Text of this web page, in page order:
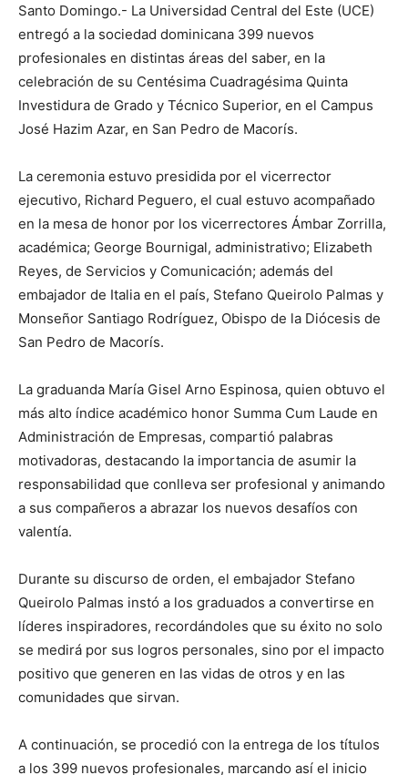
Santo Domingo.- La Universidad Central del Este (UCE)
entregó a la sociedad dominicana 399 nuevos
profesionales en distintas áreas del saber, en la
celebración de su Centésima Cuadragésima Quinta
Investidura de Grado y Técnico Superior, en el Campus
José Hazim Azar, en San Pedro de Macorís.
La ceremonia estuvo presidida por el vicerrector
ejecutivo, Richard Peguero, el cual estuvo acompañado
en la mesa de honor por los vicerrectores Ámbar Zorrilla,
académica; George Bournigal, administrativo; Elizabeth
Reyes, de Servicios y Comunicación; además del
embajador de Italia en el país, Stefano Queirolo Palmas y
Monseñor Santiago Rodríguez, Obispo de la Diócesis de
San Pedro de Macorís.
La graduanda María Gisel Arno Espinosa, quien obtuvo el
más alto índice académico honor Summa Cum Laude en
Administración de Empresas, compartió palabras
motivadoras, destacando la importancia de asumir la
responsabilidad que conlleva ser profesional y animando
a sus compañeros a abrazar los nuevos desafíos con
valentía.
Durante su discurso de orden, el embajador Stefano
Queirolo Palmas instó a los graduados a convertirse en
líderes inspiradores, recordándoles que su éxito no solo
se medirá por sus logros personales, sino por el impacto
positivo que generen en las vidas de otros y en las
comunidades que sirvan.
A continuación, se procedió con la entrega de los títulos
a los 399 nuevos profesionales, marcando así el inicio